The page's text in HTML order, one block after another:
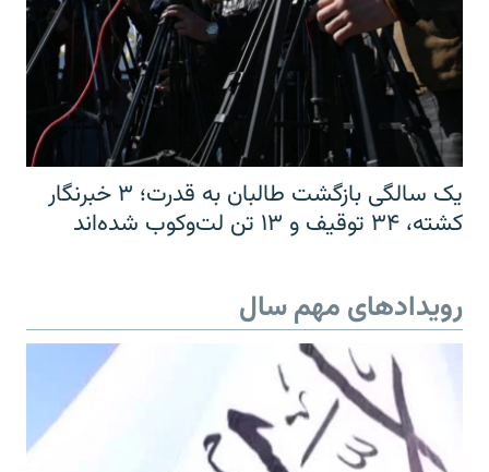
یک سالگی بازگشت طالبان به قدرت؛ ۳ خبرنگار
کشته، ۳۴ توقیف و ۱۳ تن لت‌وکوب شده‌اند
رویدادهای مهم سال